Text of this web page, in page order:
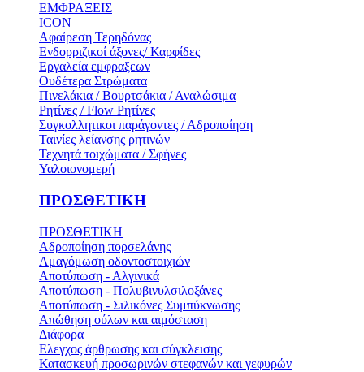
ΕΜΦΡΑΞΕΙΣ
ICON
Αφαίρεση Τερηδόνας
Ενδορριζικοί άξονες/ Καρφίδες
Εργαλεία εμφραξεων
Ουδέτερα Στρώματα
Πινελάκια / Βουρτσάκια / Αναλώσιμα
Ρητίνες / Flow Ρητίνες
Συγκολλητικοι παράγοντες / Αδροποίηση
Ταινίες λείανσης ρητινών
Τεχνητά τοιχώματα / Σφήνες
Υαλοιονομερή
ΠΡΟΣΘΕΤΙΚΗ
ΠΡΟΣΘΕΤΙΚΗ
Αδροποίηση πορσελάνης
Αμαγόμωση οδοντοστοιχιών
Αποτύπωση - Αλγινικά
Αποτύπωση - Πολυβινυλσιλοξάνες
Αποτύπωση - Σιλικόνες Συμπύκνωσης
Απώθηση ούλων και αιμόσταση
Διάφορα
Ελεγχος άρθρωσης και σύγκλεισης
Κατασκευή προσωρινών στεφανών και γεφυρών